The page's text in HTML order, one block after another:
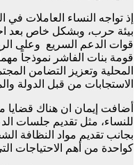
إذ تواجه النساء العاملات
بيئة حرب، وبشكل خاص بعد
قوات الدعم السريع وعلى
قومة بنات الفاشر نموذجاً مهماً
المحلية وتعزيز التضامن
الاستجابات من قبل الدولة
أضافت إيمان ان هناك
للنساء، مثل تقديم جلسات
بجانب تقديم مواد النظافة
كواحدة من أهم الاحتياجات